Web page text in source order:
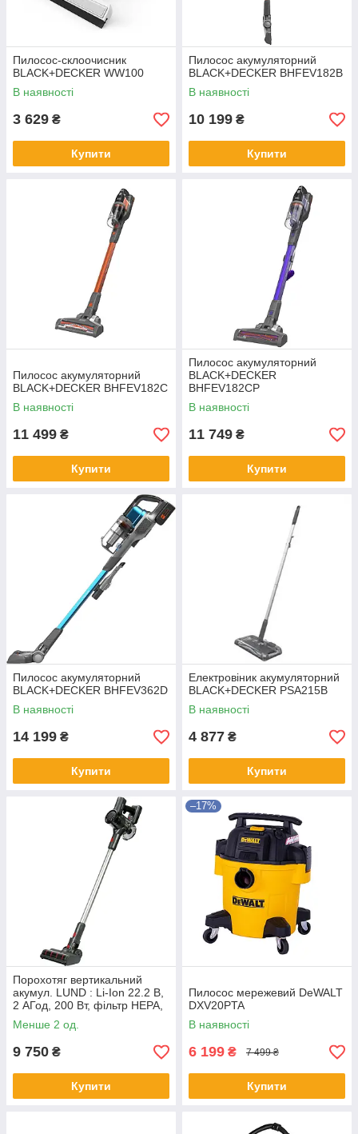
Пилосос-склоочисник
BLACK+DECKER WW100
В наявності
3 629 ₴
Купити
Пилосос акумуляторний
BLACK+DECKER BHFEV182B
В наявності
10 199 ₴
Купити
Пилосос акумуляторний
BLACK+DECKER BHFEV182C
В наявності
11 499 ₴
Купити
Пилосос акумуляторний
BLACK+DECKER
BHFEV182CP
В наявності
11 749 ₴
Купити
Пилосос акумуляторний
BLACK+DECKER BHFEV362D
В наявності
14 199 ₴
Купити
Електровіник акумуляторний
BLACK+DECKER PSA215B
В наявності
4 877 ₴
Купити
Порохотяг вертикальний
акумул. LUND : Li-Ion 22.2 В,
2 АГод, 200 Вт, фільтр HEPA,
збірна ємн.- 0,35л
Менше 2 од.
9 750 ₴
Купити
–17%
Пилосос мережевий DeWALT
DXV20PTA
В наявності
6 199 ₴ 7 499 ₴
Купити